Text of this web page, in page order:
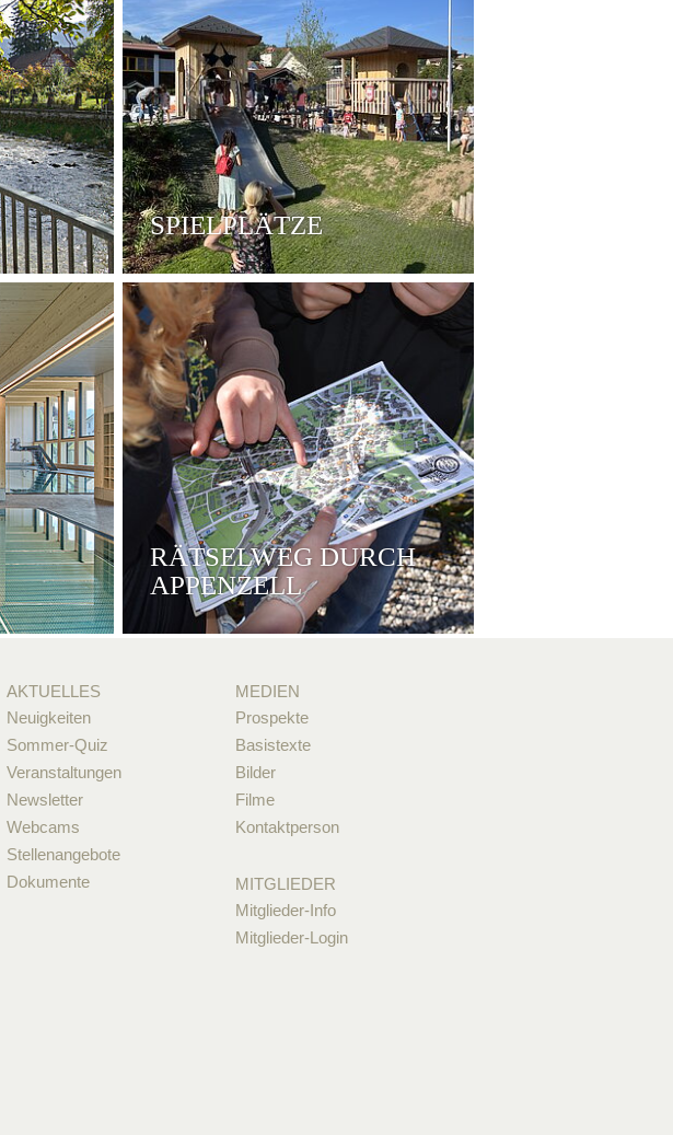
SPIELPLÄTZE
RÄTSELWEG DURCH
APPENZELL
AKTUELLES
Neuigkeiten
Sommer-Quiz
Veranstaltungen
Newsletter
Webcams
Stellenangebote
Dokumente
MEDIEN
Prospekte
Basistexte
Bilder
Filme
Kontaktperson
MITGLIEDER
Mitglieder-Info
Mitglieder-Login